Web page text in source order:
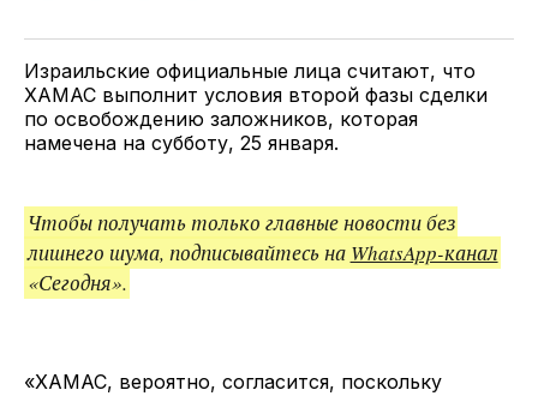
TwitterFacebookTelegramподелитесь
Израильские официальные лица считают, что
ХАМАС выполнит условия второй фазы сделки
по освобождению заложников, которая
намечена на субботу, 25 января.
Чтобы получать только главные новости без
лишнего шума, подписывайтесь на WhatsApp-канал
«Сегодня».
«ХАМАС, вероятно, согласится, поскольку